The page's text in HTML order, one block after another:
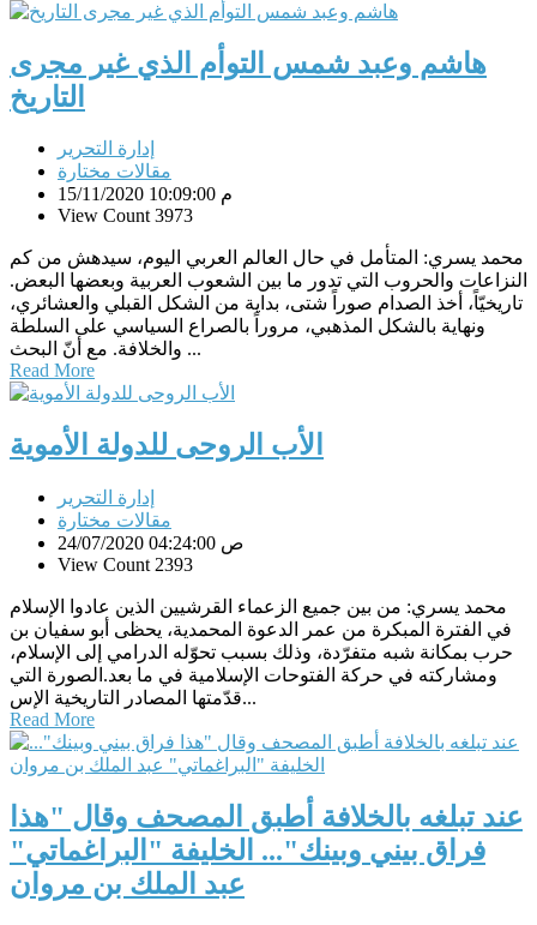
هاشم وعبد شمس التوأم الذي غير مجرى
التاريخ
إدارة التحرير
مقالات مختارة
15/11/2020 10:09:00 م
View Count 3973
محمد يسري: المتأمل في حال العالم العربي اليوم، سيدهش من كم
النزاعات والحروب التي تدور ما بين الشعوب العربية وبعضها البعض.
تاريخيّاً، أخذ الصدام صوراً شتى، بداية من الشكل القبلي والعشائري،
ونهاية بالشكل المذهبي، مروراً بالصراع السياسي على السلطة
والخلافة. مع أنّ البحث ...
Read More
الأب الروحى للدولة الأموية
إدارة التحرير
مقالات مختارة
24/07/2020 04:24:00 ص
View Count 2393
محمد يسري: من بين جميع الزعماء القرشيين الذين عادوا الإسلام
في الفترة المبكرة من عمر الدعوة المحمدية، يحظى أبو سفيان بن
حرب بمكانة شبه متفرّدة، وذلك بسبب تحوّله الدرامي إلى الإسلام،
ومشاركته في حركة الفتوحات الإسلامية في ما بعد.الصورة التي
قدّمتها المصادر التاريخية الإس...
Read More
عند تبلغه بالخلافة أطبق المصحف وقال "هذا
فراق بيني وبينك"... الخليفة "البراغماتي"
عبد الملك بن مروان